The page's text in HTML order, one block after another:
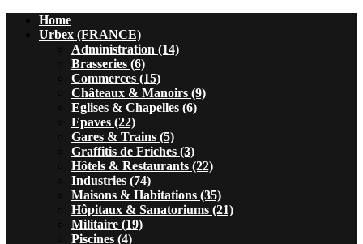
Home
Urbex (FRANCE)
Administration (14)
Brasseries (6)
Commerces (15)
Châteaux & Manoirs (9)
Eglises & Chapelles (6)
Epaves (22)
Gares & Trains (5)
Graffitis de Friches (3)
Hôtels & Restaurants (22)
Industries (74)
Maisons & Habitations (35)
Hôpitaux & Sanatoriums (21)
Militaire (19)
Piscines (4)